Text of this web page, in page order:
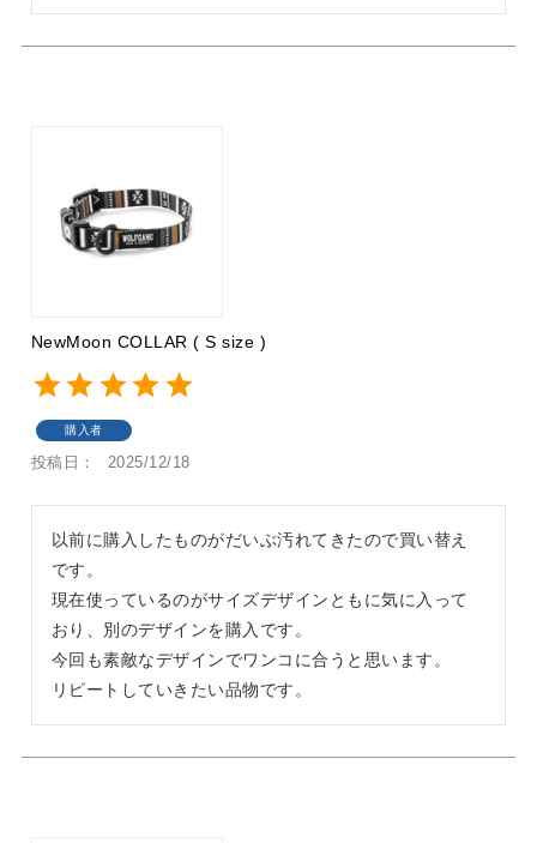
NewMoon COLLAR ( S size )
購入者
投稿日 2025/12/18
以前に購入したものがだいぶ汚れてきたので買い替え
です。
現在使っているのがサイズデザインともに気に入って
おり、別のデザインを購入です。
今回も素敵なデザインでワンコに合うと思います。
リピートしていきたい品物です。